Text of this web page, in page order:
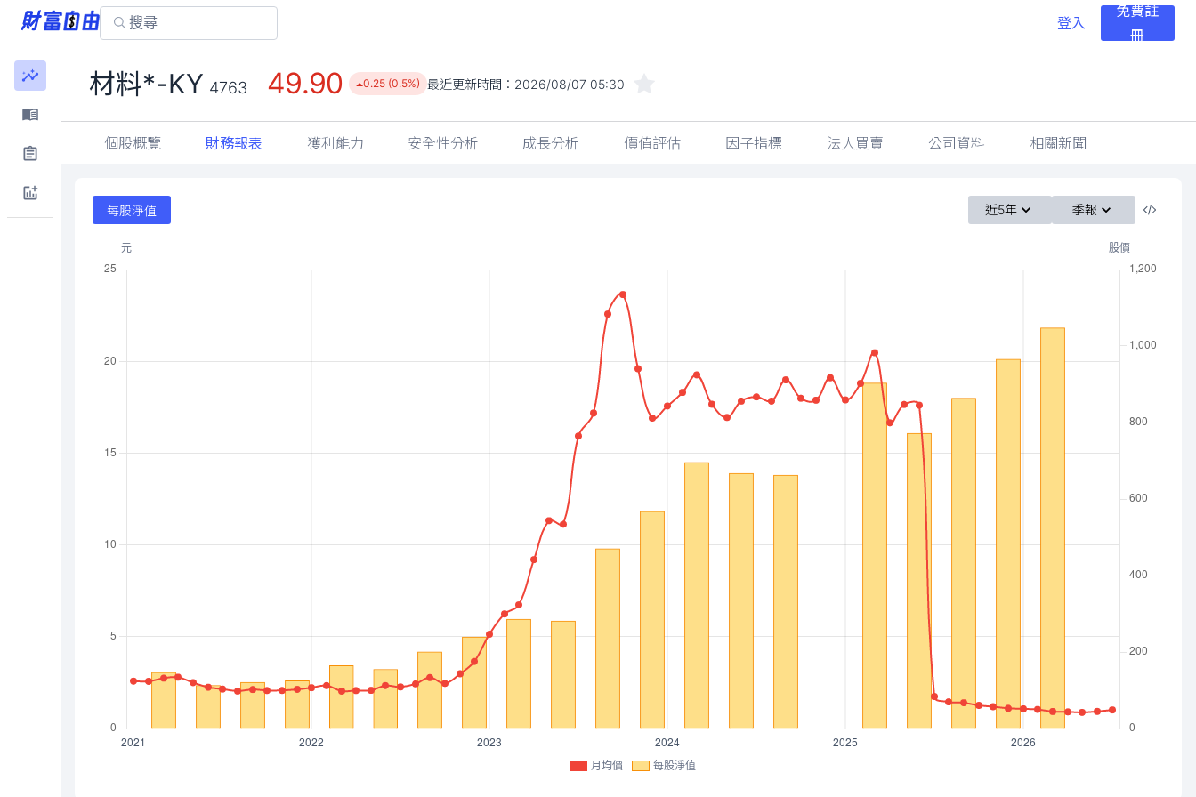
登入
免費註
冊
材料*-KY 4763 49.90 0.25 (0.5%) 最近更新時間： 2026/08/07 05:30
個股概覽 財務報表 獲利能力 安全性分析 成長分析 價值評估 因子指標 法人買賣 公司資料 相關新聞
每股淨值 近5年 季報
月均價 每股淨值